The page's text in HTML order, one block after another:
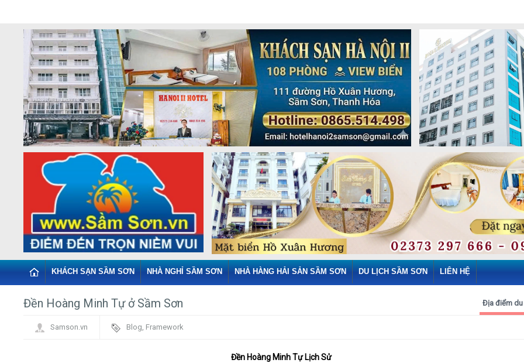
KHÁCH SẠN SẦM SƠN NHÀ NGHỈ SẦM SƠN NHÀ HÀNG HẢI SẢN SẦM SƠN DU LỊCH SẦM SƠN LIÊN HỆ
Đền Hoàng Minh Tự ở Sầm Sơn Địa điểm du
Samson.vn Blog, Framework
Đền Hoàng Minh Tự Lịch Sử